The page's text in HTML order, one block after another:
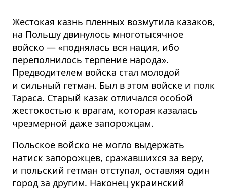
Жестокая казнь пленных возмутила казаков,
на Польшу двинулось многотысячное
войско — «поднялась вся нация, ибо
переполнилось терпение народа».
Предводителем войска стал молодой
и сильный гетман. Был в этом войске и полк
Тараса. Старый казак отличался особой
жестокостью к врагам, которая казалась
чрезмерной даже запорожцам.
Польское войско не могло выдержать
натиск запорожцев, сражавшихся за веру,
и польский гетман отступал, оставляя один
город за другим. Наконец украинский